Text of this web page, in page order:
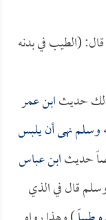
(الطيب في بدنه
حديثابن عمر
وسلم نهى أن يلبس
حديثابن عباس
قال في الذي